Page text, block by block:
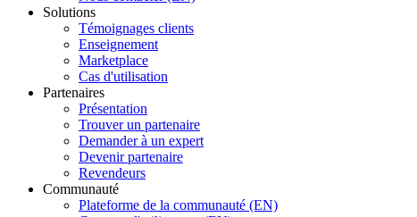
Solutions
Témoignages clients
Enseignement
Marketplace
Cas d'utilisation
Partenaires
Présentation
Trouver un partenaire
Demander à un expert
Devenir partenaire
Revendeurs
Communauté
Plateforme de la communauté (EN)